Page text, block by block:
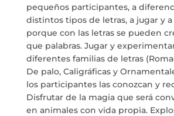
LA
EN
por
pequeños participantes, a
distintos tipos de letras, a jugar y a
porque con las letras se pueden
que palabras. Jugar y
diferentes familias de letras
De palo, Caligráficas y
los participantes las conozcan y
Disfrutar de la magia que será
en animales con vida propia.